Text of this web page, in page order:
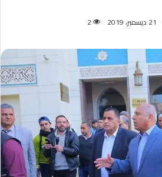
21 ديسمبر، 2019 2